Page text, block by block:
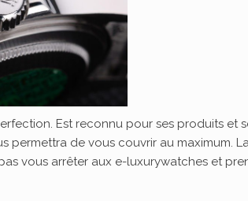
Est reconnu pour ses produits et
permettra de vous couvrir au maximum.
vous arrêter aux e-luxurywatches et